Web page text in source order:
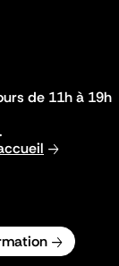
de 11h à 19h